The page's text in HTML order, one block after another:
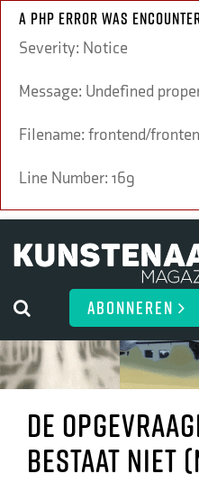
A PHP Error was
Severity: Notice
Message: Undefined
Filename: frontend/
Line Number: 169
ABONNEREN
De
bestaat niet